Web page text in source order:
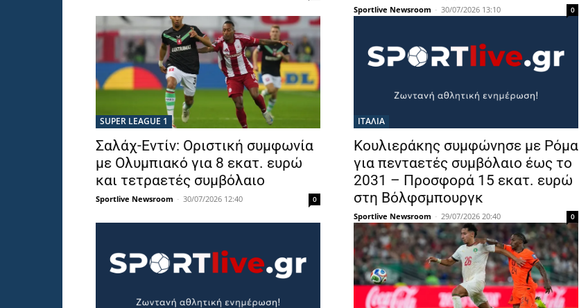
Sportlive Newsroom - 30/07/2026 13:10 0
SUPER LEAGUE 1
Σαλάχ-Εντίν: Οριστική συμφωνία
με Ολυμπιακό για 8 εκατ. ευρώ
και τετραετές συμβόλαιο
Sportlive Newsroom - 30/07/2026 12:40 0
ΙΤΑΛΙΑ
Κουλιεράκης συμφώνησε με Ρόμα
για πενταετές συμβόλαιο έως το
2031 – Προσφορά 15 εκατ. ευρώ
στη Βόλφσμπουργκ
Sportlive Newsroom - 29/07/2026 20:40 0